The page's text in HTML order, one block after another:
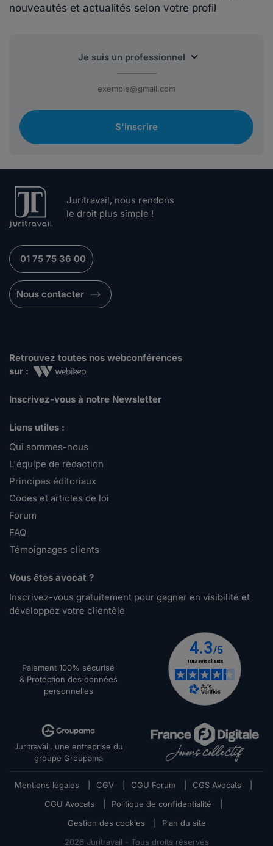
nouveautés et actualités selon votre profil
S'inscrire
Juritravail, nous rendons
le droit plus simple !
01 75 75 36 00
Nous contacter
Retrouvez toutes nos webconférences
sur :
Inscrivez-vous à notre Newsletter
Liens utiles :
Qui sommes-nous
L'équipe de rédaction
Principes éditoriaux
Codes et articles de loi
Forum
FAQ
Témoignages clients
Vous êtes avocat ?
Inscrivez-vous gratuitement pour gagner en visibilité et
développez votre clientèle
Paiement 100% sécurisé
& Protection des données
personnelles
Juritravail, une entreprise du
groupe Groupama
Mentions légales CGV CGU Forum CGS Avocats
CGU Avocats
Politique de confidentialité
Gestion des cookies
Plan du site
2026 Juritravail - Tous droits réservés